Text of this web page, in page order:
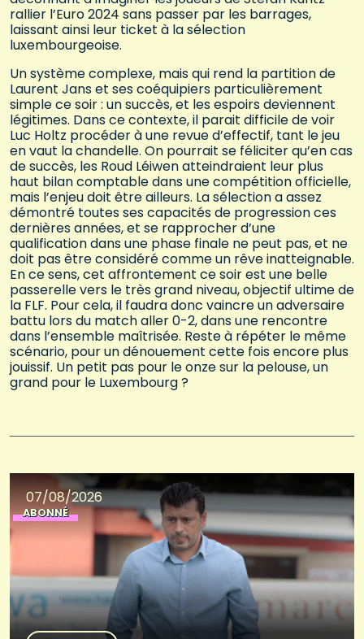
rallier l’Euro 2024 sans passer par les barrages,
laissant ainsi leur ticket à la sélection
luxembourgeoise.
Un système complexe, mais qui rend la partition de
Laurent Jans et ses coéquipiers particulièrement
simple ce soir : un succès, et les espoirs deviennent
légitimes. Dans ce contexte, il parait difficile de voir
Luc Holtz procéder à une revue d’effectif, tant le jeu
en vaut la chandelle. On pourrait se féliciter qu’en cas
de succès, les Roud Léiwen atteindraient leur plus
haut bilan comptable dans une compétition officielle,
mais l’enjeu doit être ailleurs. La sélection a assez
démontré toutes ses capacités de progression ces
dernières années, et se rapprocher d’une
qualification dans une phase finale ne peut pas, et ne
doit pas être considéré comme un rêve inatteignable.
En ce sens, cet affrontement ce soir est une belle
passerelle vers le très grand niveau, objectif ultime de
la FLF. Pour cela, il faudra donc vaincre un adversaire
battu lors du match aller 0-2, dans une rencontre
dans l’ensemble maîtrisée. Reste à répéter le même
scénario, pour un dénouement cette fois encore plus
jouissif. Un petit pas pour le onze sur la pelouse, un
grand pour le Luxembourg ?
07/08/2026
ABONNÉ